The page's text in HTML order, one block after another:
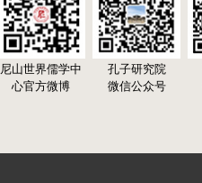
尼山世界儒学中
心官方微博
孔子研究院
微信公众号